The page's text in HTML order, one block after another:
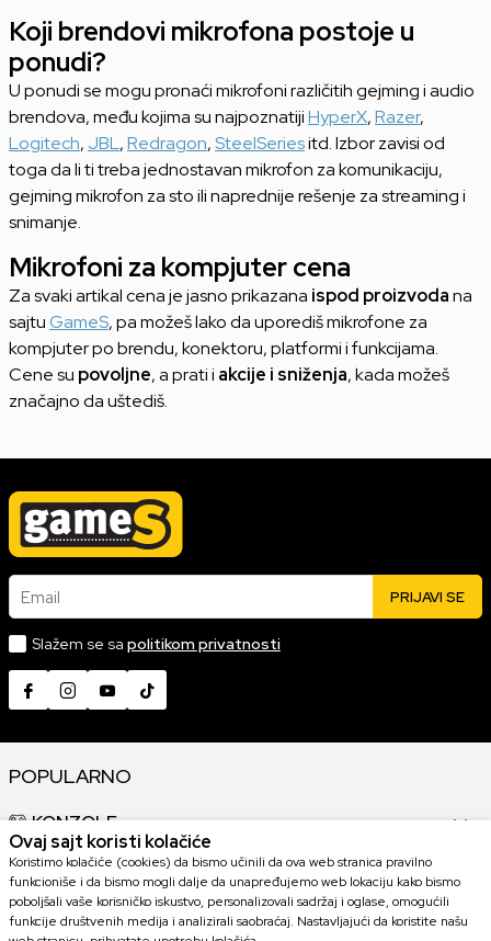
Koji brendovi mikrofona postoje u
ponudi?
U ponudi se mogu pronaći mikrofoni različitih gejming i audio
brendova, među kojima su najpoznatijiHyperX,Razer,
Logitech, JBL,Redragon,SteelSeriesitd. Izbor zavisi od
toga da li ti treba jednostavan mikrofon za komunikaciju,
gejming mikrofon za sto ili naprednije rešenje za streaming i
snimanje.
Mikrofoni za kompjuter cena
Za svaki artikal cena je jasno prikazana ispod proizvodana
sajtuGameS, pa možeš lako da uporediš mikrofone za
kompjuter po brendu, konektoru, platformi i funkcijama.
Cene su povoljne, a prati i akcije i sniženja, kada možeš
značajno da uštediš.
Email PRIJAVI SE
Slažem se sa politikom privatnosti
POPULARNO
KONZOLE
GAMING OPREMA
KOLEKCIONARSKE FIGURE
Ovaj sajt koristi kolačiće
Koristimo kolačiće (cookies) da bismo učinili da ova web stranica pravilno
funkcioniše i da bismo mogli dalje da unapređujemo web lokaciju kako bismo
poboljšali vaše korisničko iskustvo, personalizovali sadržaj i oglase, omogućili
funkcije društvenih medija i analizirali saobraćaj. Nastavljajući da koristite našu